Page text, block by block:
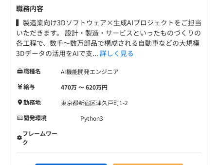
す。
■業務に関連するスキルアップに必要な技術書は会社負担
で購入できます。
ウォーターフォール
職務内容
▍製造業向け3Dソフトウェア×生成AIプロジェクトをご担当
いただきます。 設計・製造・サービスといったものづくりの
各工程で、数千～数万部品で構成される自動車などの大規模
3Dデータの活用をAIで支... 詳しく見る
職種名
AI機能開発エンジニア
給与
470万 〜 620万円
勤務地
東京都新宿区津久戸町1-2
開発環境
Python3
フレームワー
ク